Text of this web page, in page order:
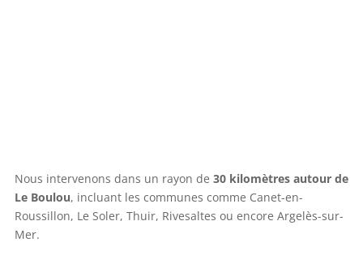
Nous intervenons dans un rayon de 30 kilomètres autour de
Le Boulou, incluant les communes comme Canet-en-
Roussillon, Le Soler, Thuir, Rivesaltes ou encore Argelès-sur-
Mer.